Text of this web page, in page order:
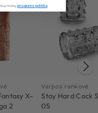
X-
2
Varpos rankovė
Stay Hard Cock
05
mūsų privatumo politika